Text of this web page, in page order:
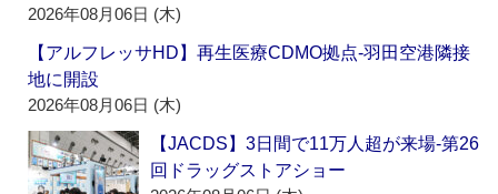
2026年08月06日 (木)
【アルフレッサHD】再生医療CDMO拠点‐羽田空港隣接
地に開設
2026年08月06日 (木)
【JACDS】3日間で11万人超が来場‐第26
回ドラッグストアショー